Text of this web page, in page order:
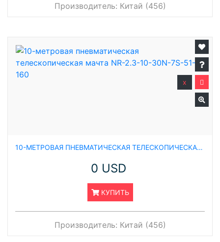
Производитель: Китай (456)
10-МЕТРОВАЯ ПНЕВМАТИЧЕСКАЯ ТЕЛЕСКОПИЧЕСКАЯ МАЧТА NR-2.3-10-30N-7S-51-160
0 USD
КУПИТЬ
x
Производитель: Китай (456)